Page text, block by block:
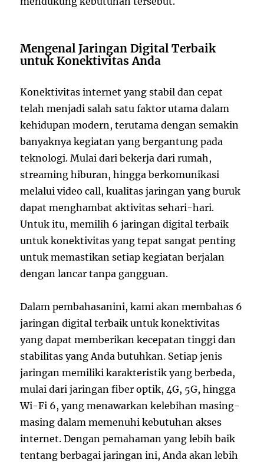
Mengenal Jaringan Digital Terbaik
untuk Konektivitas Anda
Konektivitas internet yang stabil dan cepat
telah menjadi salah satu faktor utama dalam
kehidupan modern, terutama dengan semakin
banyaknya kegiatan yang bergantung pada
teknologi. Mulai dari bekerja dari rumah,
streaming hiburan, hingga berkomunikasi
melalui video call, kualitas jaringan yang buruk
dapat menghambat aktivitas sehari-hari.
Untuk itu, memilih 6 jaringan digital terbaik
untuk konektivitas yang tepat sangat penting
untuk memastikan setiap kegiatan berjalan
dengan lancar tanpa gangguan.
Dalam pembahasanini, kami akan membahas 6
jaringan digital terbaik untuk konektivitas
yang dapat memberikan kecepatan tinggi dan
stabilitas yang Anda butuhkan. Setiap jenis
jaringan memiliki karakteristik yang berbeda,
mulai dari jaringan fiber optik, 4G, 5G, hingga
Wi-Fi 6, yang menawarkan kelebihan masing-
masing dalam memenuhi kebutuhan akses
internet. Dengan pemahaman yang lebih baik
tentang berbagai jaringan ini, Anda akan lebih